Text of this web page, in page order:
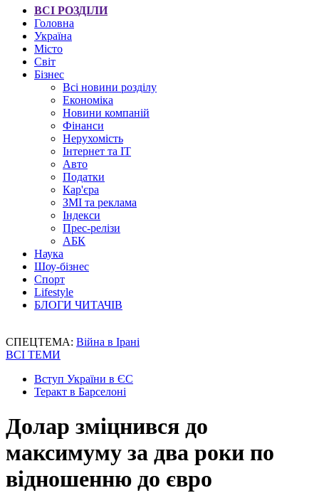
ВСІ РОЗДІЛИ
Головна
Україна
Місто
Світ
Бізнес
Всі новини розділу
Економіка
Новини компаній
Фінанси
Нерухомість
Інтернет та IT
Авто
Податки
Кар'єра
ЗМІ та реклама
Індекси
Прес-релізи
АБК
Наука
Шоу-бізнес
Спорт
Lifestyle
БЛОГИ ЧИТАЧІВ
СПЕЦТЕМА: Війна в Ірані
ВСІ ТЕМИ
Вступ України в ЄС
Теракт в Барселоні
Долар зміцнився до
максимуму за два роки по
відношенню до євро